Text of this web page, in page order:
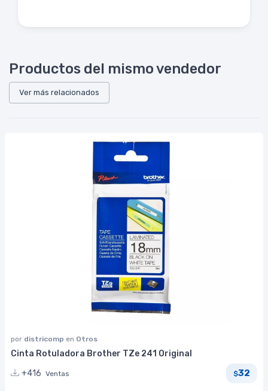
Productos del mismo vendedor
Ver más relacionados
por districomp en Otros
Cinta Rotuladora Brother TZe 241 Original
+416 Ventas $32